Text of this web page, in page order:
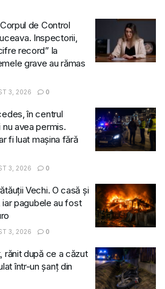
de Control
Inspectorii,
record” la
grave au rămas
3, 2026 0
în centrul
nu avea permis.
fi luat mașina fără
3, 2026 0
Vechi. O casă și
iar pagubele au fost
3, 2026 0
rănit după ce a căzut
într-un șanț din